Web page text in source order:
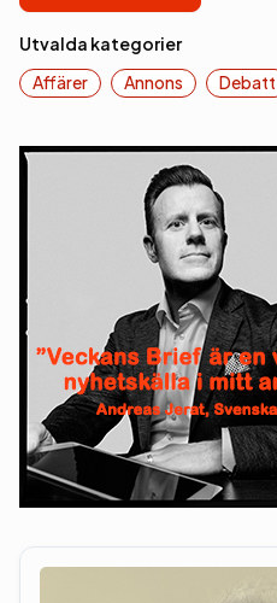
Utvalda kategorier
Affärer
Annons Debatt